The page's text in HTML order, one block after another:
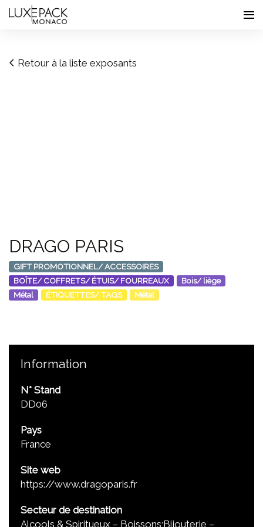
Consent choices
Retour à la liste exposants
DRAGO PARIS
GIFT PROMOTIONNEL/ ACCESSOIRES
BOÎTE/ COFFRETS/ ÉTUIS/ FOURREAUX
Bois/ liège
Métal
ÉTIQUETTES/ TAGS Métal
Information
N° Stand
DD06
Pays
France
Site web
https://www.dragoparis.fr
Secteur de destination
Alcools & Spiritueux – Boissons;Bijouterie –